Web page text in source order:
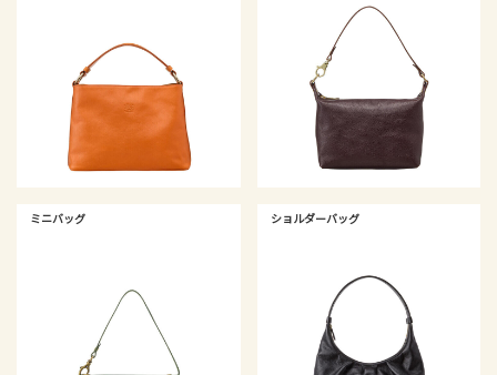
ミニバッグ ショルダーバッグ